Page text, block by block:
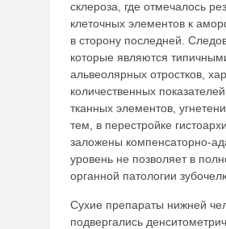
склероза, где от­мечалось
клеточных элементов к
в сторону последней.
которые являются
альвеолярных отростков,
количественных
тканных элементов,
тем, в перестройке
заложены компенсаторно-
уровень не позволяет в
органной патологии
Сухие препараты нижней
подвергались